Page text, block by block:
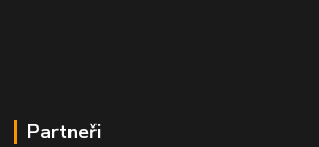
Partneři